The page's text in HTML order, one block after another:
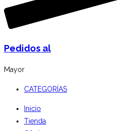
Pedidos al
Mayor
CATEGORÍAS
Inicio
Tienda